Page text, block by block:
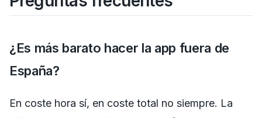
¿Es más barato hacer la app fuera de
España?
En coste hora sí, en coste total no siempre. La